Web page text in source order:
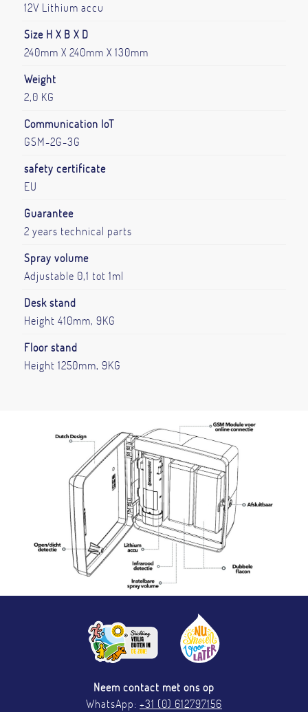
12V Lithium accu
Size H X B X D
240mm X 240mm X 130mm
Weight
2,0 KG
Communication IoT
GSM-2G-3G
safety certificate
EU
Guarantee
2 years technical parts
Spray volume
Adjustable 0,1 tot 1ml
Desk stand
Height 410mm, 9KG
Floor stand
Height 1250mm, 9KG
Neem contact met ons op
WhatsApp: +31 (0) 612797156